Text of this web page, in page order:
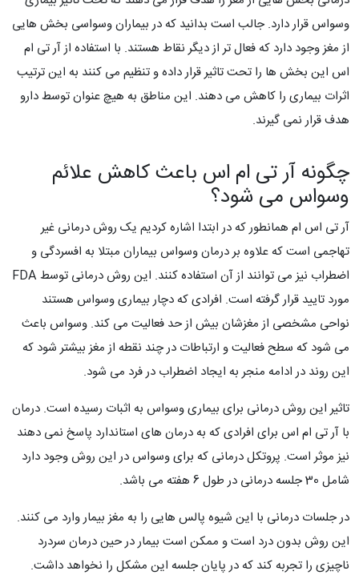
وسواس قرار دارد. جالب است بدانید که در بیماران وسواسی بخش هایی
از مغز وجود دارد که فعال تر از دیگر نقاط هستند. با استفاده از آر تی ام
اس این بخش ها را تحت تاثیر قرار داده و تنظیم می کنند به این ترتیب
اثرات بیماری را کاهش می دهند. این مناطق به هیچ عنوان توسط دارو
هدف قرار نمی گیرند.
چگونه آر تی ام اس باعث کاهش علائم
وسواس می شود؟
آر تی اس ام همانطور که در ابتدا اشاره کردیم یک روش درمانی غیر
تهاجمی است که علاوه بر درمان وسواس بیماران مبتلا به افسردگی و
اضطراب نیز می توانند از آن استفاده کنند. این روش درمانی توسط FDA
مورد تایید قرار گرفته است. افرادی که دچار بیماری وسواس هستند
نواحی مشخصی از مغزشان بیش از حد فعالیت می کند. وسواس باعث
می شود که سطح فعالیت و ارتباطات در چند نقطه از مغز بیشتر شود که
این روند در ادامه منجر به ایجاد اضطراب در فرد می شود.
تاثیر این روش درمانی برای بیماری وسواس به اثبات رسیده است. درمان
با آر تی ام اس برای افرادی که به درمان های استاندارد پاسخ نمی دهند
نیز موثر است. پروتکل درمانی که برای وسواس در این روش وجود دارد
شامل 30 جلسه درمانی در طول 6 هفته می باشد.
در جلسات درمانی با این شیوه پالس هایی را به مغز بیمار وارد می کنند.
این روش بدون درد است و ممکن است بیمار در حین درمان سردرد
ناچیزی را تجربه کند که در پایان جلسه این مشکل را نخواهد داشت.